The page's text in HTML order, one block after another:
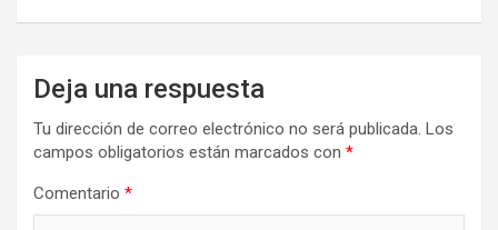
Deja una respuesta
Tu dirección de correo electrónico no será publicada. Los
campos obligatorios están marcados con *
Comentario *